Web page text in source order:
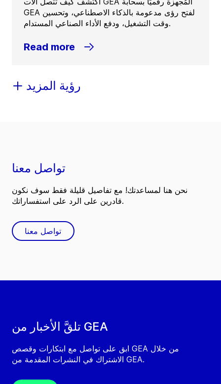
GEA لفتح رؤى مدعومة بالذكاء الاصطناعي، وتحسين
وقت التشغيل، ودفع الأداء الصناعي المستدام.
Read more
رؤية المزيد
تلقَّ الأخبار من GEA
ابق على تواصل مع ابتكارات وقصص GEA من خلال
الاشتراك في النشرات المقدمة من GEA.
تواصل معنا
نحن هنا لمساعدتك! مع تفاصيل قليلة فقط سوف نكون
قادرين على الرد على استفساراتك.
تواصل معنا